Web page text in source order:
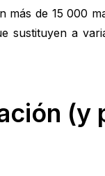
de 15 000
sustituyen a
(y